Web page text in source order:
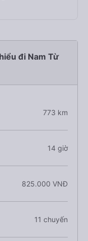
đi Nam Từ
773 km
14 giờ
825.000 VNĐ
11 chuyến